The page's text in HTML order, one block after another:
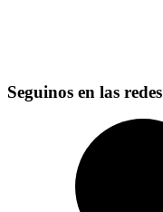
Seguinos en las redes